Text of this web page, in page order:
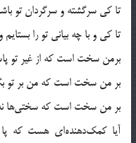
تا كي سرگشته و سرگردان تو
تا كي و با چه بياني تو را
برمن سخت است كه از غير تو
بر من سخت است كه من بر تو
بر من سخت است كه سختي‌ها نه
آيا كمك‌دهنده‌اي هست كه پا